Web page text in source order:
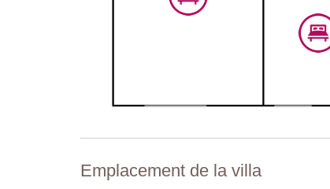
Emplacement de la villa